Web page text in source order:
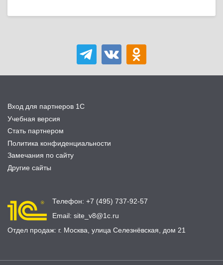
Вход для партнеров 1С
Учебная версия
Стать партнером
Политика конфиденциальности
Замечания по сайту
Другие сайты
Телефон: +7 (495) 737-92-57
Email: site_v8@1c.ru
Отдел продаж: г. Москва, улица Селезнёвская, дом 21